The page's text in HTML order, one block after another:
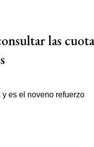
las